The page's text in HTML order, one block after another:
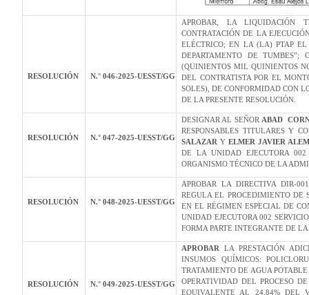
RESOLUCIÓN N.° 046-2025-UESST/GG
APROBAR, LA LIQUIDACIÓN
CONTRATACIÓN DE LA
ELÉCTRICO; EN LA (LA) PTAP
DEPARTAMENTO DE
(QUINIENTOS MIL QUINIENTOS
DEL CONTRATISTA POR EL
SOLES), DE CONFORMIDAD CON
DE LA PRESENTE RESOLUCIÓN.
RESOLUCIÓN N.° 047-2025-UESST/GG
DESIGNAR AL SEÑOR ABAD
RESPONSABLES TITULARES Y
SALAZAR Y ELMER JAVIER
DE LA UNIDAD EJECUTORA
ORGANISMO TÉCNICO DE LA
RESOLUCIÓN N.° 048-2025-UESST/GG
APROBAR LA DIRECTIVA DIR-
REGULA EL PROCEDIMIENTO DE
EN EL RÉGIMEN ESPECIAL DE
UNIDAD EJECUTORA 002
FORMA PARTE INTEGRANTE DE
RESOLUCIÓN N.° 049-2025-UESST/GG
APROBAR LA PRESTACIÓN
INSUMOS QUÍMICOS:
TRATAMIENTO DE AGUA
OPERATIVIDAD DEL PROCESO
EQUIVALENTE AL 24.84% DEL